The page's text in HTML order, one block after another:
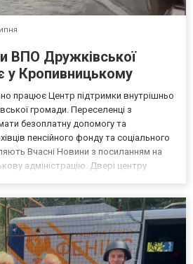
ВПО Дружківської
у Кропивницькому
працює Центр підтримки внутрішньо
громади. Переселенці з
безоплатну допомогу та
пенсійного фонду та соціального
Вчасні Новини з посиланням на
адміністрацію. Двері центру